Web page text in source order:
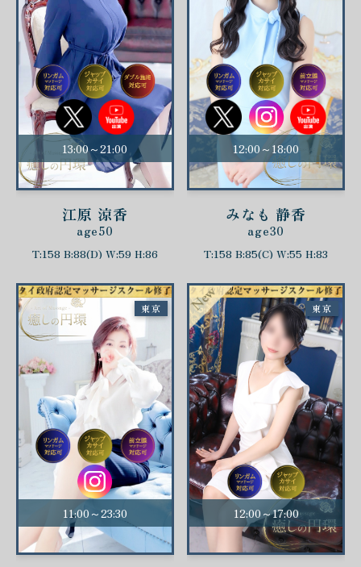
13:00～21:00
江原 涼香
age50
T:158 B:88(D) W:59 H:86
12:00～18:00
みなも 静香
age30
T:158 B:85(C) W:55 H:83
11:00～23:30
東京
12:00～17:00
東京